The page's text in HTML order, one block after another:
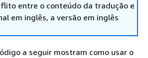
entre o conteúdo da tradução e
em inglês, a versão em inglês
a seguir mostram como usar o